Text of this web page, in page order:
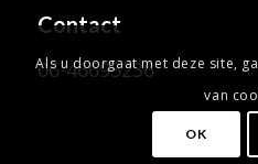
Contact
06-46695236
Als u doorgaat met deze site,
van
OK